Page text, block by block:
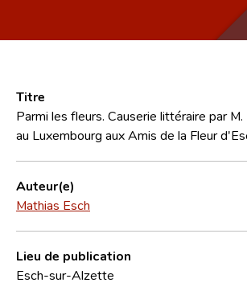
Équipe scientifique
Contact
Titre
Parmi les fleurs. Causerie littéraire par
au Luxembourg aux Amis de la Fleur
Auteur(e)
Mathias Esch
Lieu de publication
Esch-sur-Alzette